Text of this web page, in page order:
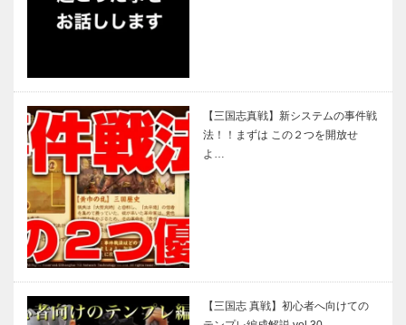
【三国志真戦】新システムの事件戦
法！！まずは この２つを開放せ
よ…
【三国志 真戦】初心者へ向けての